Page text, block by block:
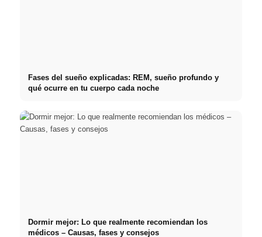
Fases del sueño explicadas: REM, sueño profundo y
qué ocurre en tu cuerpo cada noche
Dormir mejor: Lo que realmente recomiendan los
médicos – Causas, fases y consejos